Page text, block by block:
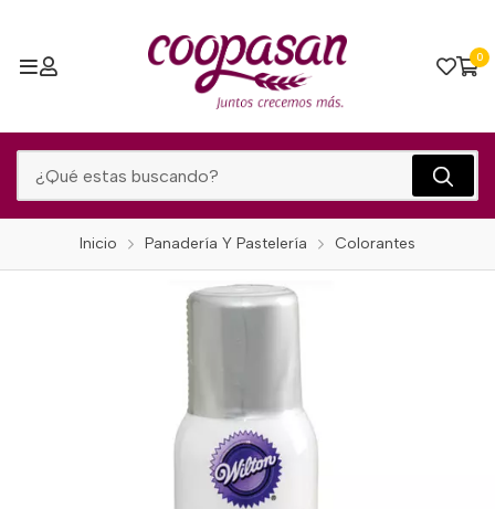
0
Inicio Panadería Y Pastelería Colorantes